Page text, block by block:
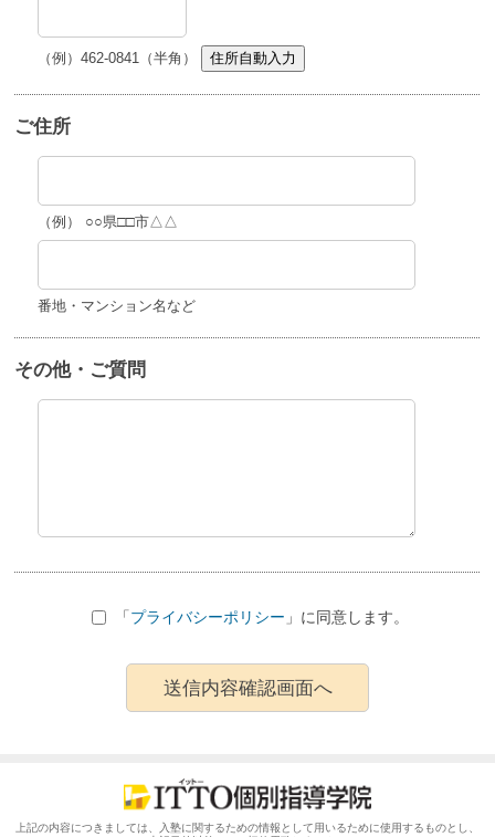
（例）462-0841（半角） 住所自動入力
ご住所
（例） ○○県□□市△△
番地・マンション名など
その他・ご質問
「プライバシーポリシー 」に同意します。
上記の内容につきましては、入塾に関するための情報として用いるために使用するものとし、